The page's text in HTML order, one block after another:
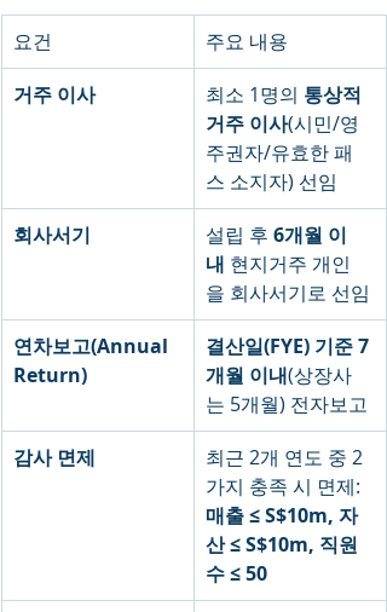
요건
주요 내용
거주 이사
최소 1명의 통상적
거주 이사(시민/영
주권자/유효한 패
스 소지자) 선임
회사서기
설립 후 6개월 이
내 현지거주 개인
을 회사서기로 선임
연차보고(Annual
Return)
결산일(FYE) 기준 7
개월 이내(상장사
는 5개월) 전자보고
감사 면제
최근 2개 연도 중 2
가지 충족 시 면제:
매출 ≤ S$10m, 자
산 ≤ S$10m, 직원
수 ≤ 50